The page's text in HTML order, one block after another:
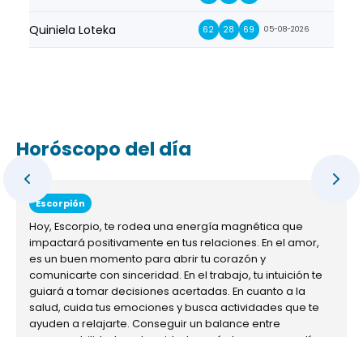
Quiniela Loteka 62 28 69 05-08-2026
Horóscopo del día
Escorpión
Hoy, Escorpio, te rodea una energía magnética que
impactará positivamente en tus relaciones. En el amor,
es un buen momento para abrir tu corazón y
comunicarte con sinceridad. En el trabajo, tu intuición te
guiará a tomar decisiones acertadas. En cuanto a la
salud, cuida tus emociones y busca actividades que te
ayuden a relajarte. Conseguir un balance entre